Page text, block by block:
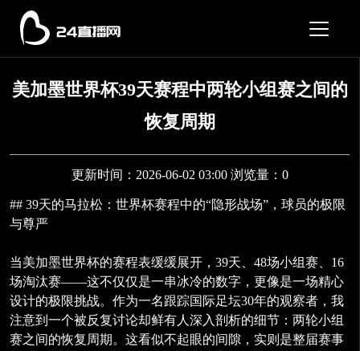
美加墨世界杯39天赛程中两轮小组赛之间的
恢复周期
更新时间：2026-06-02 03:00 浏览量：0
## 39天的马拉松：世界杯赛程中的“隐形战场”，球员的极限
与尊严
当美加墨世界杯的赛程表缓缓展开，39天、48场小组赛、16
场淘汰赛——这不仅仅是一串冰冷的数字，更像是一场精心
设计的极限挑战。作为一名跟踪国际足坛30年的观察者，我
注意到一个被反复讨论却鲜有人深入剖析的细节：两轮小组
赛之间的恢复周期。这看似不起眼的间隙，实则是整届赛事